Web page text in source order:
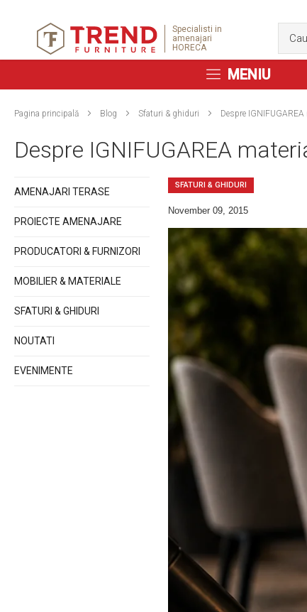
Specialisti in
amenajari
HORECA
MENIU
Pagina principală Blog Sfaturi & ghiduri Despre
Despre IGNIFUGAREA
SFATURI & GHIDURI
November 09, 2015
AMENAJARI TERASE
PROIECTE AMENAJARE
PRODUCATORI & FURNIZORI
MOBILIER & MATERIALE
SFATURI & GHIDURI
NOUTATI
EVENIMENTE